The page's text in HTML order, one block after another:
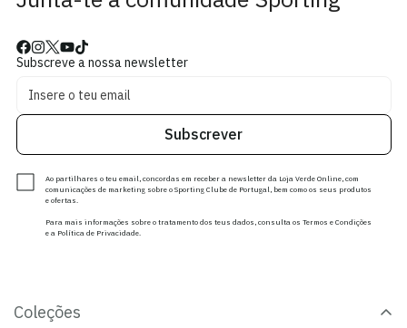
Subscreve a nossa newsletter
Subscrever
Ao partilhares o teu email, concordas em receber a newsletter da Loja Verde Online, com
comunicações de marketing sobre o Sporting Clube de Portugal, bem como os seus produtos
e ofertas.
Para mais informações sobre o tratamento dos teus dados, consulta os Termos e Condições
e a Política de Privacidade.
Coleções